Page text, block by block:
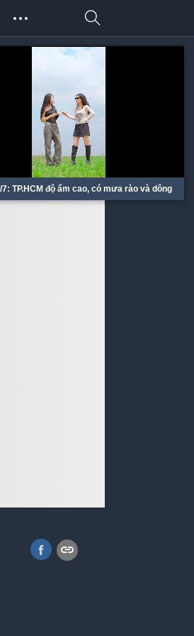
TP.HCM độ ẩm cao, có mưa rào và dông